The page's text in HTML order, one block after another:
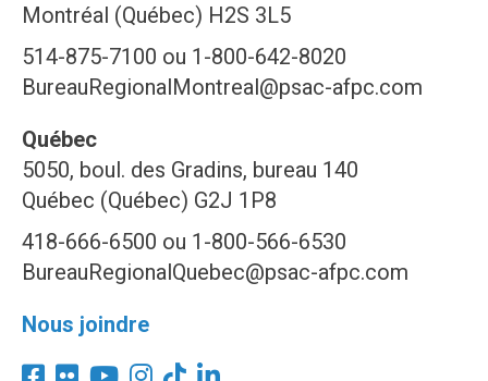
Montréal (Québec) H2S 3L5
514-875-7100 ou 1-800-642-8020
BureauRegionalMontreal@psac-afpc.com
Québec
5050, boul. des Gradins, bureau 140
Québec (Québec) G2J 1P8
418-666-6500 ou 1-800-566-6530
BureauRegionalQuebec@psac-afpc.com
Nous joindre